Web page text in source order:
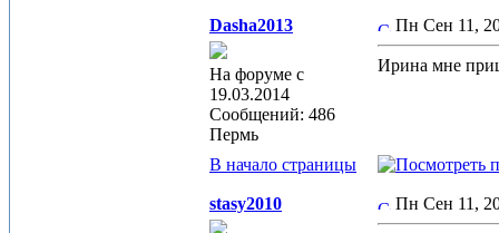
Dasha2013
На форуме с
19.03.2014
Сообщений: 486
Пермь
Пн Сен 11,
Ирина мне
В начало страницы
stasy2010 Пн Сен 11,